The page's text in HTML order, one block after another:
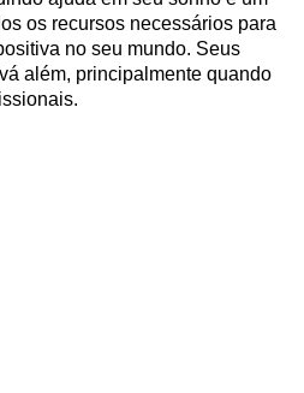
os recursos necessários para
no seu mundo. Seus
além, principalmente quando